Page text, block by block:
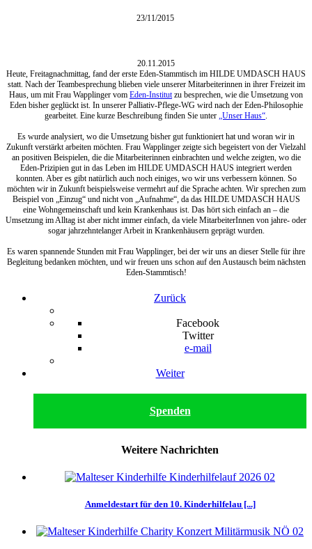
23/11/2015
20.11.2015
Heute, Freitagnachmittag, fand der erste Eden-Stammtisch im HILDE UMDASCH HAUS
statt. Nach der Teambesprechung blieben viele unserer Mitarbeiterinnen in ihrer Freizeit im
Haus, um mit Frau Wapplinger vom Eden-Institutzu besprechen, wie die Umsetzung von
Eden bisher geglückt ist. In unserer Palliativ-Pflege-WG wird nach der Eden-Philosophie
gearbeitet. Eine kurze Beschreibung finden Sie unter „Unser Haus“.
Es wurde analysiert, wo die Umsetzung bisher gut funktioniert hat und woran wir in
Zukunft verstärkt arbeiten möchten. Frau Wapplinger zeigte sich begeistert von der Vielzahl
an positiven Beispielen, die die Mitarbeiterinnen einbrachten und welche zeigten, wo die
Eden-Prizipien gut in das Leben im HILDE UMDASCH HAUS integriert werden
konnten. Aber es gibt natürlich auch noch einiges, wo wir uns verbessern können. So
möchten wir in Zukunft beispielsweise vermehrt auf die Sprache achten. Wir sprechen zum
Beispiel von „Einzug“ und nicht von „Aufnahme“, da das HILDE UMDASCH HAUS
eine Wohngemeinschaft und kein Krankenhaus ist. Das hört sich einfach an – die
Umsetzung im Alltag ist aber nicht immer einfach, da viele MitarbeiterInnen von jahre- oder
sogar jahrzehntelanger Arbeit in Krankenhäusern geprägt wurden.
Es waren spannende Stunden mit Frau Wapplinger, bei der wir uns an dieser Stelle für ihre
Begleitung bedanken möchten, und wir freuen uns schon auf den Austausch beim nächsten
Eden-Stammtisch!
Zurück
Facebook
Twitter
e-mail
Weiter
Spenden
Weitere Nachrichten
Anmeldestart für den 10. Kinderhilfelau [...]